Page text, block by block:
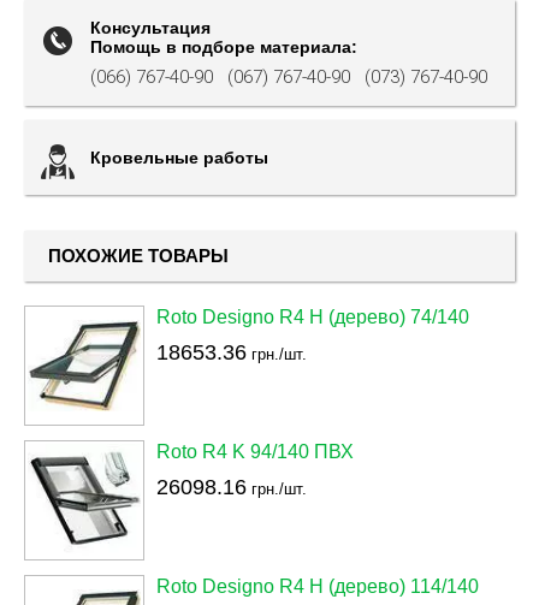
Консультация
Помощь в подборе материала:
(066) 767-40-90 (067) 767-40-90 (073) 767-40-90
Кровельные работы
ПОХОЖИЕ ТОВАРЫ
Roto Designo R4 H (дерево) 74/140
18653.36 грн./шт.
Roto R4 K 94/140 ПВХ
26098.16 грн./шт.
Roto Designo R4 H (дерево) 114/140